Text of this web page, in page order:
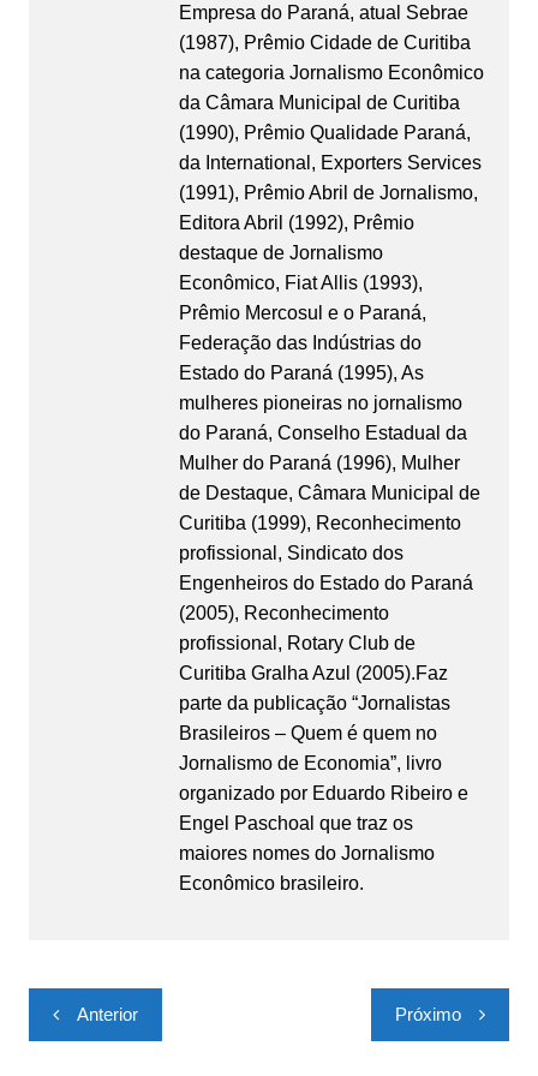
Empresa do Paraná, atual Sebrae
(1987), Prêmio Cidade de Curitiba
na categoria Jornalismo Econômico
da Câmara Municipal de Curitiba
(1990), Prêmio Qualidade Paraná,
da International, Exporters Services
(1991), Prêmio Abril de Jornalismo,
Editora Abril (1992), Prêmio
destaque de Jornalismo
Econômico, Fiat Allis (1993),
Prêmio Mercosul e o Paraná,
Federação das Indústrias do
Estado do Paraná (1995), As
mulheres pioneiras no jornalismo
do Paraná, Conselho Estadual da
Mulher do Paraná (1996), Mulher
de Destaque, Câmara Municipal de
Curitiba (1999), Reconhecimento
profissional, Sindicato dos
Engenheiros do Estado do Paraná
(2005), Reconhecimento
profissional, Rotary Club de
Curitiba Gralha Azul (2005).Faz
parte da publicação “Jornalistas
Brasileiros – Quem é quem no
Jornalismo de Economia”, livro
organizado por Eduardo Ribeiro e
Engel Paschoal que traz os
maiores nomes do Jornalismo
Econômico brasileiro.
Navegação
de
Anterior Próximo